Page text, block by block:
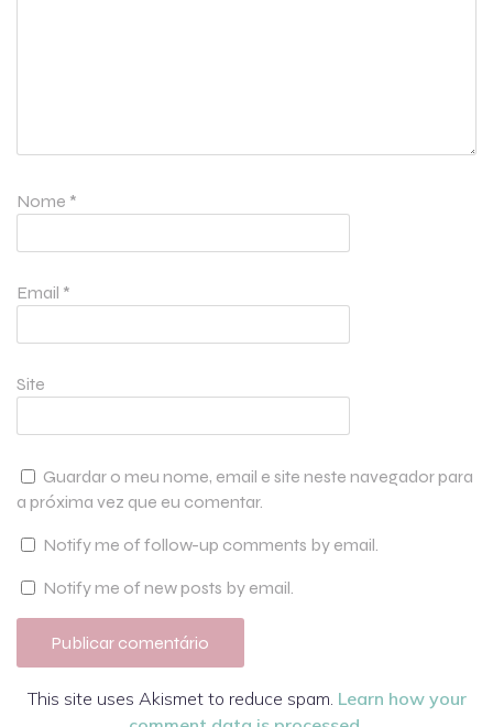
Nome *
Email *
Site
Guardar o meu nome, email e site neste navegador para
a próxima vez que eu comentar.
Notify me of follow-up comments by email.
Notify me of new posts by email.
This site uses Akismet to reduce spam. Learn how your